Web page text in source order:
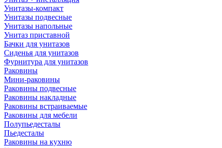
Унитазы-компакт
Унитазы подвесные
Унитазы напольные
Унитаз приставной
Бачки для унитазов
Сиденья для унитазов
Фурнитура для унитазов
Раковины
Мини-раковины
Раковины подвесные
Раковины накладные
Раковины встраиваемые
Раковины для мебели
Полупьедесталы
Пьедесталы
Раковины на кухню